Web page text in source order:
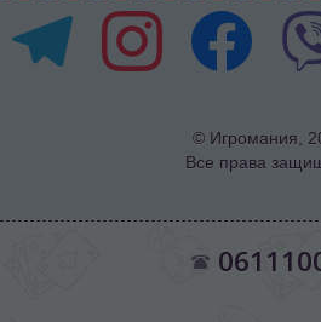
© Игромания,
Все права